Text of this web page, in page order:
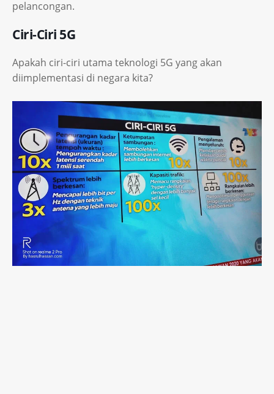
pelancongan.
Ciri-Ciri 5G
Apakah ciri-ciri utama teknologi 5G yang akan
diimplementasi di negara kita?